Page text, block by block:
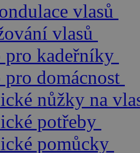
vlasů
vlasů
pro kadeřníky
domácnost
nůžky na
potřeby
pomůcky